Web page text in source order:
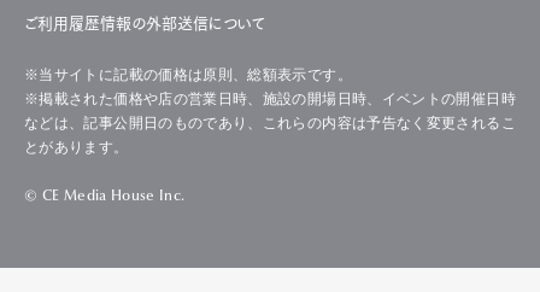
ご利用履歴情報の外部送信について
※当サイトに記載の価格は原則、総額表示です。
※掲載された価格や店の営業日時、施設の開場日時、イベントの開催日時
などは、記事公開日のものであり、これらの内容は予告なく変更されるこ
とがあります。
© CE Media House Inc.